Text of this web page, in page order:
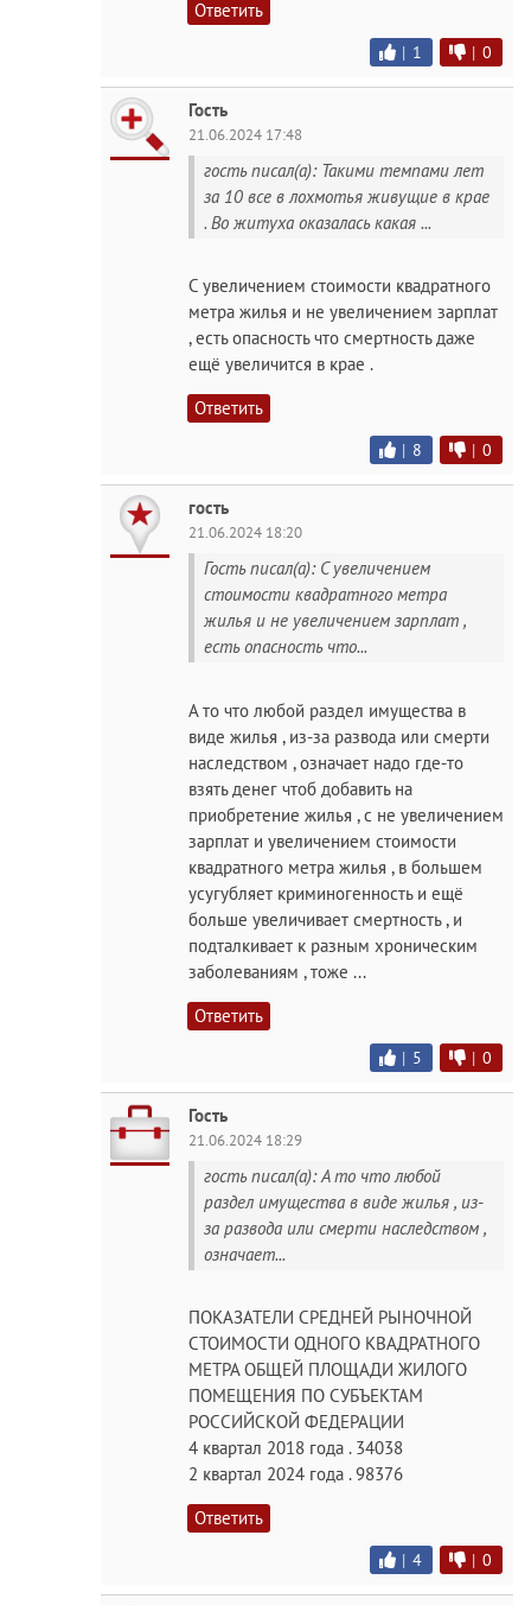
Ответить
| 1 | 0
Гость
21.06.2024 17:48
гость писал(а): Такими темпами лет
за 10 все в лохмотья живущие в крае
. Во житуха оказалась какая ...
С увеличением стоимости квадратного
метра жилья и не увеличением зарплат
, есть опасность что смертность даже
ещё увеличится в крае .
Ответить
| 8 | 0
гость
21.06.2024 18:20
Гость писал(а): С увеличением
стоимости квадратного метра
жилья и не увеличением зарплат ,
есть опасность что...
А то что любой раздел имущества в
виде жилья , из-за развода или смерти
наследством , означает надо где-то
взять денег чтоб добавить на
приобретение жилья , с не увеличением
зарплат и увеличением стоимости
квадратного метра жилья , в большем
усугубляет криминогенность и ещё
больше увеличивает смертность , и
подталкивает к разным хроническим
заболеваниям , тоже ...
Ответить
| 5 | 0
Гость
21.06.2024 18:29
гость писал(а): А то что любой
раздел имущества в виде жилья , из-
за развода или смерти наследством ,
означает...
ПОКАЗАТЕЛИ СРЕДНЕЙ РЫНОЧНОЙ
СТОИМОСТИ ОДНОГО КВАДРАТНОГО
МЕТРА ОБЩЕЙ ПЛОЩАДИ ЖИЛОГО
ПОМЕЩЕНИЯ ПО СУБЪЕКТАМ
РОССИЙСКОЙ ФЕДЕРАЦИИ
4 квартал 2018 года . 34038
2 квартал 2024 года . 98376
Ответить
| 4 | 0